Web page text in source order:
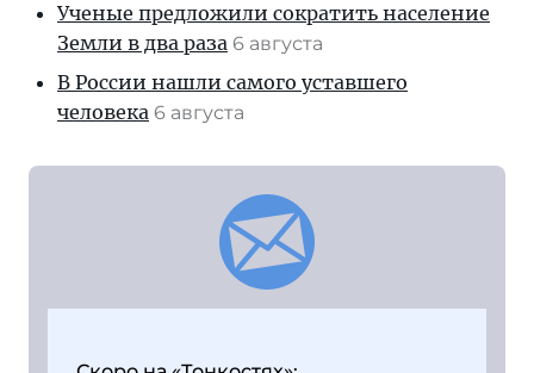
Ученые предложили сократить население
Земли в два раза 6 августа
В России нашли самого уставшего
человека 6 августа